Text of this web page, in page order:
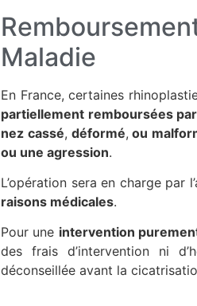
Maladie
En France, certaines
partiellement remboursées par
nez cassé, déformé, ou
ou une agression.
L’opération sera en charge par
raisons médicales.
Pour une intervention
des frais d’intervention ni
déconseillée avant la